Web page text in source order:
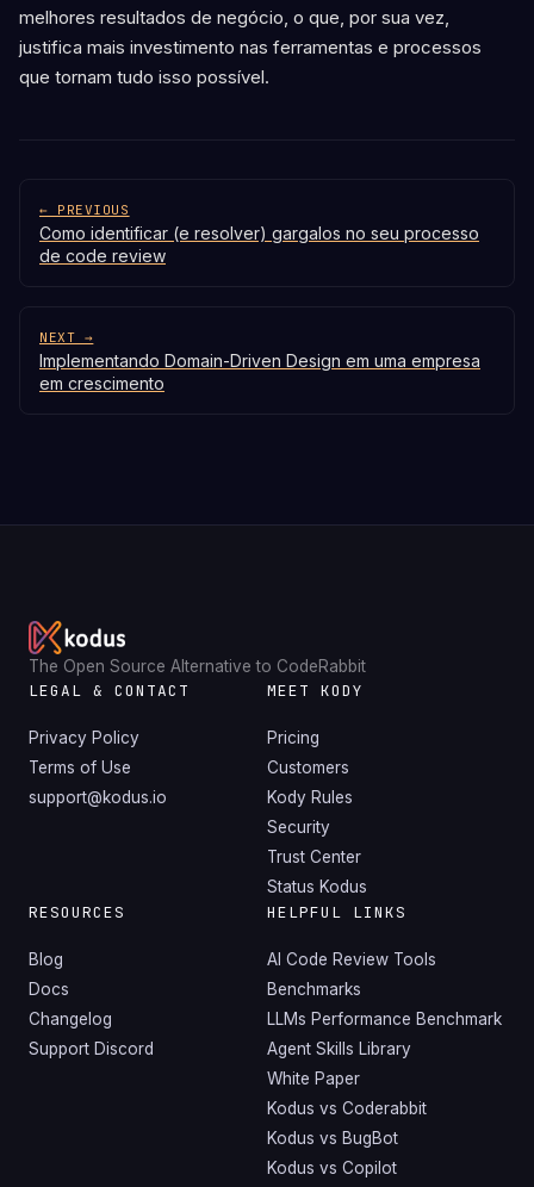
melhores resultados de negócio, o que, por sua vez,
justifica mais investimento nas ferramentas e processos
que tornam tudo isso possível.
← PREVIOUS
Como identificar (e resolver) gargalos no seu processo
de code review
NEXT →
Implementando Domain-Driven Design em uma empresa
em crescimento
The Open Source Alternative to CodeRabbit
LEGAL & CONTACT
Privacy Policy
Terms of Use
support@kodus.io
MEET KODY
Pricing
Customers
Kody Rules
Security
Trust Center
Status Kodus
RESOURCES
Blog
Docs
Changelog
Support Discord
HELPFUL LINKS
AI Code Review Tools
Benchmarks
LLMs Performance Benchmark
Agent Skills Library
White Paper
Kodus vs Coderabbit
Kodus vs BugBot
Kodus vs Copilot